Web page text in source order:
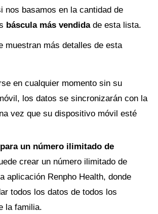
nos basamos en la cantidad de
báscula más vendidade esta lista.
muestran más detalles de esta
en cualquier momento sin su
los datos se sincronizarán con la
vez que su dispositivo móvil esté
un número ilimitado de
crear un número ilimitado de
aplicación Renpho Health, donde
todos los datos de todos los
la familia.